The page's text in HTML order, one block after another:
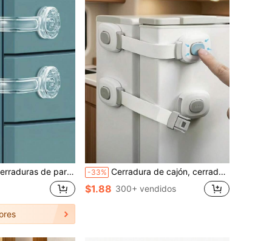
multiusos, adecuadas para gabinetes, cajones, inodoros y cajones de refrigerador -33% Cerradura de cajón, cerradura de , cerradura de cajón protectora, cerradura antiaprisionamiento multifunción, cerradura de cajón de baño, cerradura de puerta de gabinete (para protección), operación de botón de barra única, instalación sin perforación, cerradura de puerta antiaprisionamiento multifunción, cerradura de puerta de refrigerador.
$1.88 300+ vendidos